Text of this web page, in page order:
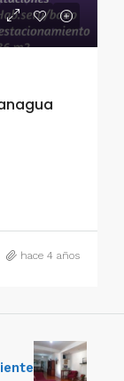
hace 4 años